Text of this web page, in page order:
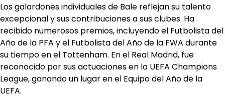
Los galardones individuales de Bale reflejan su talento
excepcional y sus contribuciones a sus clubes. Ha
recibido numerosos premios, incluyendo el Futbolista del
Año de la PFA y el Futbolista del Año de la FWA durante
su tiempo en el Tottenham. En el Real Madrid, fue
reconocido por sus actuaciones en la UEFA Champions
League, ganando un lugar en el Equipo del Año de la
UEFA.